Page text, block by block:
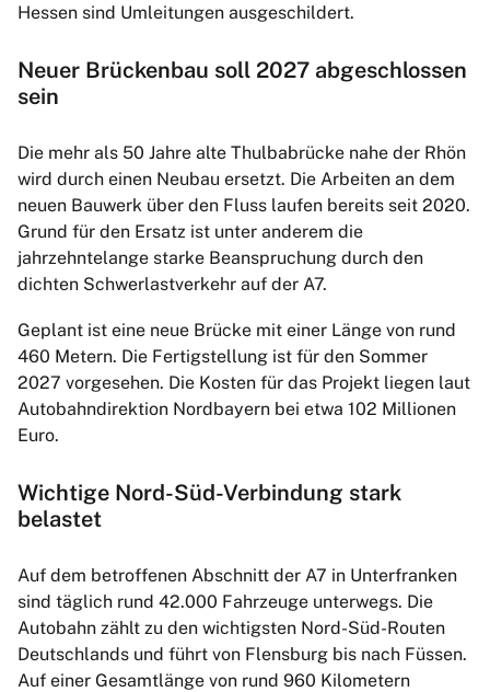
Hessen sind Umleitungen ausgeschildert.
Neuer Brückenbau soll 2027 abgeschlossen
sein
Die mehr als 50 Jahre alte Thulbabrücke nahe der Rhön
wird durch einen Neubau ersetzt. Die Arbeiten an dem
neuen Bauwerk über den Fluss laufen bereits seit 2020.
Grund für den Ersatz ist unter anderem die
jahrzehntelange starke Beanspruchung durch den
dichten Schwerlastverkehr auf der A7.
Geplant ist eine neue Brücke mit einer Länge von rund
460 Metern. Die Fertigstellung ist für den Sommer
2027 vorgesehen. Die Kosten für das Projekt liegen laut
Autobahndirektion Nordbayern bei etwa 102 Millionen
Euro.
Wichtige Nord-Süd-Verbindung stark
belastet
Auf dem betroffenen Abschnitt der A7 in Unterfranken
sind täglich rund 42.000 Fahrzeuge unterwegs. Die
Autobahn zählt zu den wichtigsten Nord-Süd-Routen
Deutschlands und führt von Flensburg bis nach Füssen.
Auf einer Gesamtlänge von rund 960 Kilometern